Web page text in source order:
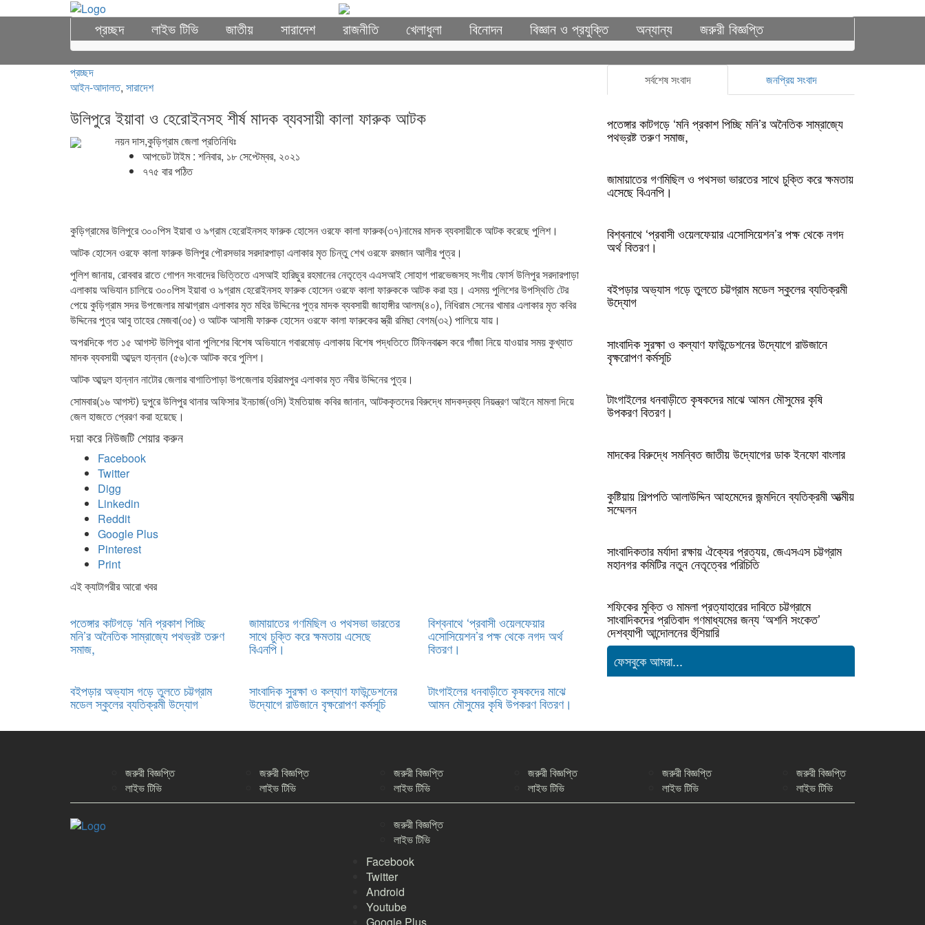
প্রচ্ছদ লাইভ টিভি জাতীয় সারাদেশ রাজনীতি খেলাধুলা বিনোদন বিজ্ঞান ও প্রযুক্তি অন্যান্য জরুরী বিজ্ঞপ্তি
প্রচ্ছদ
আইন-আদালত, সারাদেশ
উলিপুরে ইয়াবা ও হেরোইনসহ শীর্ষ মাদক ব্যবসায়ী কালা ফারুক আটক
নয়ন দাস,কুড়িগ্রাম জেলা প্রতিনিধিঃ
আপডেট টাইম : শনিবার, ১৮ সেপ্টেম্বর, ২০২১
৭৭৫ বার পঠিত
কুড়িগ্রামের উলিপুরে ৩০০পিস ইয়াবা ও ৯গ্রাম হেরোইনসহ ফারুক হোসেন ওরফে কালা ফারুক(৩৭)নামের মাদক ব্যবসায়ীকে আটক করেছে পুলিশ।
আটক হোসেন ওরফে কালা ফারুক উলিপুর পৌরসভার সরদারপাড়া এলাকার মৃত চিন্তু শেখ ওরফে রমজান আলীর পুত্র।
পুলিশ জানায়, রোববার রাতে গোপন সংবাদের ভিত্তিতে এসআই হারিছুর রহমানের নেতৃত্বে এএসআই সোহাগ পারভেজসহ সংগীয় ফোর্স উলিপুর সরদারপাড়া
এলাকায় অভিযান চালিয়ে ৩০০পিস ইয়াবা ও ৯গ্রাম হেরোইনসহ ফারুক হোসেন ওরফে কালা ফারুককে আটক করা হয়। এসময় পুলিশের উপস্থিতি টের
পেয়ে কুড়িগ্রাম সদর উপজেলার মাঝাগ্রাম এলাকার মৃত মহির উদ্দিনের পুত্র মাদক ব্যবসায়ী জাহাঙ্গীর আলম(৪০), নিধিরাম সেনের খামার এলাকার মৃত কবির
উদ্দিনের পুত্র আবু তাহের মেজবা(৩৫) ও আটক আসামী ফারুক হোসেন ওরফে কালা ফারুকের স্ত্রী রমিছা বেগম(৩২) পালিয়ে যায়।
অপরদিকে গত ১৫ আগস্ট উলিপুর থানা পুলিশের বিশেষ অভিযানে গবারমোড় এলাকায় বিশেষ পদ্ধতিতে টিফিনবাক্সে করে গাঁজা নিয়ে যাওয়ার সময় কুখ্যাত
মাদক ব্যবসায়ী আব্দুল হান্নান (৫৬)কে আটক করে পুলিশ।
আটক আব্দুল হান্নান নাটোর জেলার বাগাতিপাড়া উপজেলার হরিরামপুর এলাকার মৃত নবীর উদ্দিনের পুত্র।
সোমবার(১৬ আগস্ট) দুপুরে উলিপুর থানার অফিসার ইনচার্জ(ওসি) ইমতিয়াজ কবির জানান, আটককৃতদের বিরুদ্ধে মাদকদ্রব্য নিয়ন্ত্রণ আইনে মামলা দিয়ে
জেল হাজতে প্রেরণ করা হয়েছে।
দয়া করে নিউজটি শেয়ার করুন
Facebook
Twitter
Digg
Linkedin
Reddit
Google Plus
Pinterest
Print
এই ক্যাটাগরীর আরো খবর
পতেঙ্গার কাটগড়ে ‘মনি প্রকাশ পিচ্ছি
মনি’র অনৈতিক সাম্রাজ্যে পথভ্রষ্ট তরুণ
সমাজ,
জামায়াতের গণমিছিল ও পথসভা ভারতের
সাথে চুক্তি করে ক্ষমতায় এসেছে
বিএনপি।
বিশ্বনাথে ‘প্রবাসী ওয়েলফেয়ার
এসোসিয়েশন’র পক্ষ থেকে নগদ অর্থ
বিতরণ।
বইপড়ার অভ্যাস গড়ে তুলতে চট্টগ্রাম
মডেল স্কুলের ব্যতিক্রমী উদ্যোগ
সাংবাদিক সুরক্ষা ও কল্যাণ ফাউন্ডেশনের
উদ্যোগে রাউজানে বৃক্ষরোপণ কর্মসূচি
টাংগাইলের ধনবাড়ীতে কৃষকদের মাঝে
আমন মৌসুমের কৃষি উপকরণ বিতরণ।
সর্বশেষ সংবাদ জনপ্রিয় সংবাদ
পতেঙ্গার কাটগড়ে ‘মনি প্রকাশ পিচ্ছি মনি’র অনৈতিক সাম্রাজ্যে
পথভ্রষ্ট তরুণ সমাজ,
জামায়াতের গণমিছিল ও পথসভা ভারতের সাথে চুক্তি করে ক্ষমতায়
এসেছে বিএনপি।
বিশ্বনাথে ‘প্রবাসী ওয়েলফেয়ার এসোসিয়েশন’র পক্ষ থেকে নগদ
অর্থ বিতরণ।
বইপড়ার অভ্যাস গড়ে তুলতে চট্টগ্রাম মডেল স্কুলের ব্যতিক্রমী
উদ্যোগ
সাংবাদিক সুরক্ষা ও কল্যাণ ফাউন্ডেশনের উদ্যোগে রাউজানে
বৃক্ষরোপণ কর্মসূচি
টাংগাইলের ধনবাড়ীতে কৃষকদের মাঝে আমন মৌসুমের কৃষি
উপকরণ বিতরণ।
মাদকের বিরুদ্ধে সমন্বিত জাতীয় উদ্যোগের ডাক ইনফো বাংলার
কুষ্টিয়ায় শিল্পপতি আলাউদ্দিন আহমেদের জন্মদিনে ব্যতিক্রমী আত্মীয়
সম্মেলন
সাংবাদিকতার মর্যাদা রক্ষায় ঐক্যের প্রত্যয়, জেএসএস চট্টগ্রাম
মহানগর কমিটির নতুন নেতৃত্বের পরিচিতি
শফিকের মুক্তি ও মামলা প্রত্যাহারের দাবিতে চট্টগ্রামে
সাংবাদিকদের প্রতিবাদ গণমাধ্যমের জন্য ‘অশনি সংকেত’
দেশব্যাপী আন্দোলনের হুঁশিয়ারি
ফেসবুকে আমরা...
জরুরী বিজ্ঞপ্তি
লাইভ টিভি
জরুরী বিজ্ঞপ্তি
লাইভ টিভি
জরুরী বিজ্ঞপ্তি
লাইভ টিভি
জরুরী বিজ্ঞপ্তি
লাইভ টিভি
জরুরী বিজ্ঞপ্তি
লাইভ টিভি
জরুরী বিজ্ঞপ্তি
লাইভ টিভি
জরুরী বিজ্ঞপ্তি
লাইভ টিভি
Facebook
Twitter
Android
Youtube
Google Plus